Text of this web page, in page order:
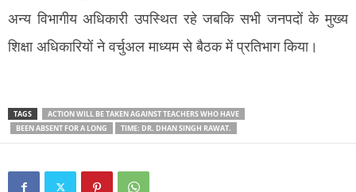
अन्य विभागीय अधिकारी उपस्थित रहे जबकि सभी जनपदों के मुख्य
शिक्षा अधिकारियों ने वर्चुअल माध्यम से बैठक में प्रतिभाग किया।
TAGS
ACTION WILL BE TAKEN AGAINST TEACHERS WHO HAVE
BEEN ABSENT FOR A LONG
TIME: DR. DHAN SINGH RAWAT.